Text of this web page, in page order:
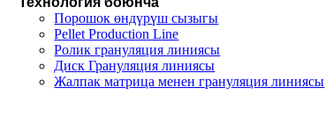
Порошок өндүрүш сызыгы
Pellet Production Line
Ролик грануляция линиясы
Диск Грануляция линиясы
Жалпак матрица менен грануляция линиясы